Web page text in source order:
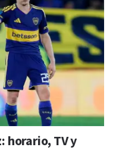
horario, TV y